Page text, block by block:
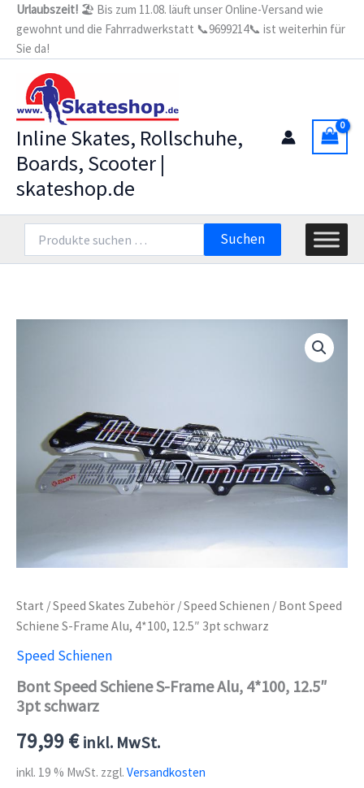
Zum
Inhalt
springen
Urlaubszeit! 🏖️ Bis zum 11.08. läuft unser Online-Versand wie
gewohnt und die Fahrradwerkstatt 📞9699214📞 ist weiterhin für
Sie da!
Inline Skates, Rollschuhe,
Boards, Scooter |
skateshop.de
nach:
Suchen
Start /Speed Skates Zubehör /Speed Schienen / Bont Speed
Schiene S-Frame Alu, 4*100, 12.5″ 3pt schwarz
Speed Schienen
Bont Speed Schiene S-Frame Alu, 4*100, 12.5″
3pt schwarz
79,99€ inkl. MwSt.
inkl. 19 % MwSt. zzgl. Versandkosten
Schiene
S-
Frame
Alu,
4*100,
12.5"
3pt
schwarz
Menge